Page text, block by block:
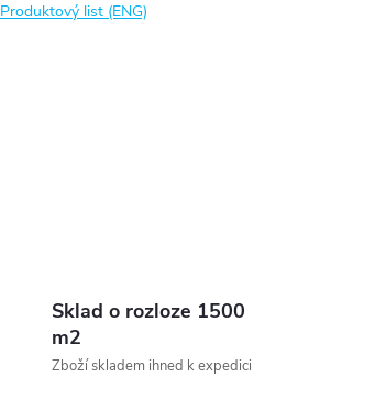
Produktový list (ENG)
Sklad o rozloze 1500
m2
Zboží skladem ihned k expedici